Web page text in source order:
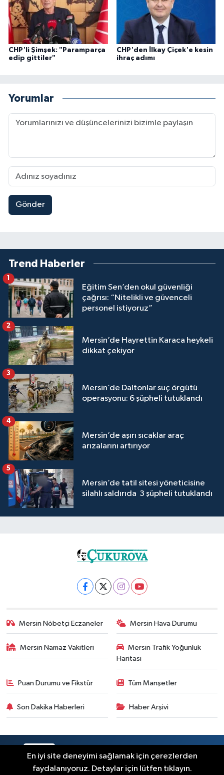
CHP'li Şimşek: "Paramparça
edip gittiler"
CHP'den İlkay Çiçek'e kesin
ihraç adımı
Yorumlar
Gönder
Trend Haberler
Eğitim Sen’den okul güvenliği
çağrısı: “Nitelikli ve güvenceli
personel istiyoruz”
1
Mersin’de Hayrettin Karaca heykeli
dikkat çekiyor
2
Mersin’de Daltonlar suç örgütü
operasyonu: 6 şüpheli tutuklandı
3
Mersin’de aşırı sıcaklar araç
arızalarını artırıyor
4
Mersin’de tatil sitesi yöneticisine
silahlı saldırıda 3 şüpheli tutuklandı
5
Mersin Nöbetçi Eczaneler Mersin Hava Durumu
Mersin Namaz Vakitleri
Mersin Trafik Yoğunluk
Haritası
Puan Durumu ve Fikstür Tüm Manşetler
Son Dakika Haberleri Haber Arşivi
RSS Copyright © 2025. Her hakkı saklıdır.
En iyi site deneyimi sağlamak için çerezlerden
faydalanıyoruz. Detaylar için lütfen tıklayın.